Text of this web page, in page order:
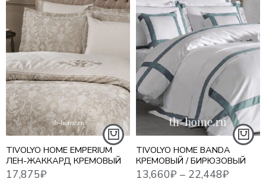
TIVOLYO HOME EMPERIUM
ЛЕН-ЖАККАРД КРЕМОВЫЙ
17,875₽
TIVOLYO HOME BANDA
КРЕМОВЫЙ / БИРЮЗОВЫЙ
13,660₽– 22,448
1,5 СПАЛЬНЫЙ
ЕВРО СТАНДАРТ
ЕВРО MAXI
СЕМЕЙНЫЙ